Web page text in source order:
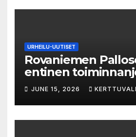
URHEILU-UUTISET
Rovaniemen
entinen
tuo­mit­tiin neljän
eh­dol­li­seen
val­luk­ses­ta –
ne­pe­tok­ses­ta
JUNE 15, 2026 KERTTUVALI